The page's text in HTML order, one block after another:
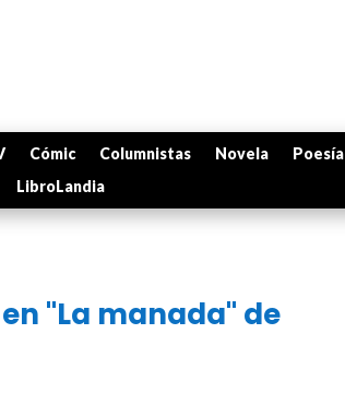
Cómic Columnistas Novela Poesía
LibroLandia
"La manada" de